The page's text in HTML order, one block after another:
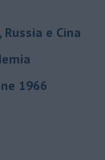
e Cina
1966